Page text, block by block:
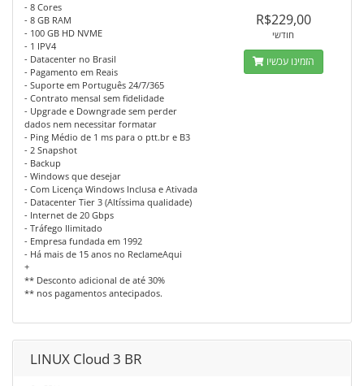
- 8 Cores
- 8 GB RAM
- 100 GB HD NVME
- 1 IPV4
- Datacenter no Brasil
- Pagamento em Reais
- Suporte em Português 24/7/365
- Contrato mensal sem fidelidade
- Upgrade e Downgrade sem perder
dados nem necessitar formatar
- Ping Médio de 1 ms para o ptt.br e B3
- 2 Snapshot
- Backup
- Windows que desejar
- Com Licença Windows Inclusa e Ativada
- Datacenter Tier 3 (Altíssima qualidade)
- Internet de 20 Gbps
- Tráfego Ilimitado
- Empresa fundada em 1992
- Há mais de 15 anos no ReclameAqui
+
** Desconto adicional de até 30%
** nos pagamentos antecipados.
R$229,00
חודשי
הזמינו עכשיו
LINUX Cloud 3 BR